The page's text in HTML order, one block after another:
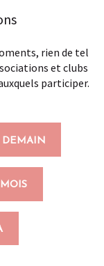
rien de tel
et clubs
participer.
DEMAIN
MOIS